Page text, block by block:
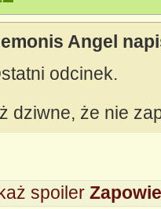
Angel
odcinek.
dziwne, że nie
spoiler